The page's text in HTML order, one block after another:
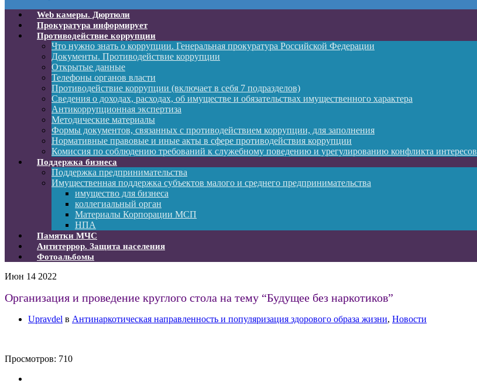
Web камеры. Дюртюли
Прокуратура информирует
Противодействие коррупции
Что нужно знать о коррупции. Генеральная прокуратура Российской Федерации
Документы. Противодействие коррупции
Открытые данные
Телефоны органов власти
Противодействие коррупции (включает в себя 7 подразделов)
Сведения о доходах, расходах, об имуществе и обязательствах имущественного характера
Антикоррупционная экспертиза
Методические материалы
Формы документов, связанных с противодействием коррупции, для заполнения
Нормативные правовые и иные акты в сфере противодействия коррупции
Комиссия по соблюдению требований к служебному поведению и урегулированию конфликта интересов
Поддержка бизнеса
Поддержка предпринимательства
Имущественная поддержка субъектов малого и среднего предпринимательства
имущество для бизнеса
коллегиальный орган
Материалы Корпорации МСП
НПА
Памятки МЧС
Антитеррор. Защита населения
Фотоальбомы
Июн 14 2022
Организация и проведение круглого стола на тему “Будущее без наркотиков”
Upravdel в Антинаркотическая направленность и популяризация здорового образа жизни, Новости
Просмотров: 710